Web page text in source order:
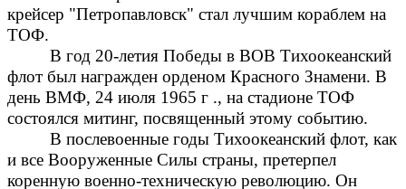
крейсер "Петропавловск" стал лучшим кораблем на
ТОФ.
В год 20-летия Победы в ВОВ Тихоокеанский
флот был награжден орденом Красного Знамени. В
день ВМФ, 24 июля 1965 г ., на стадионе ТОФ
состоялся митинг, посвященный этому событию.
В послевоенные годы Тихоокеанский флот, как
и все Вооруженные Силы страны, претерпел
коренную военно-техническую революцию. Он